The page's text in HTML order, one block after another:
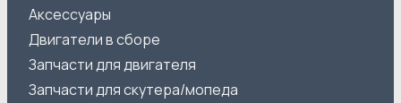
Аксессуары
Двигатели в сборе
Запчасти для двигателя
Запчасти для скутера/мопеда